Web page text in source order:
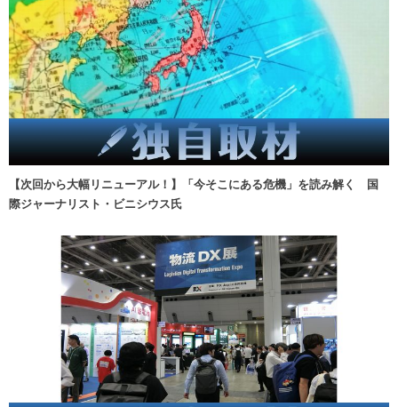
【次回から大幅リニューアル！】「今そこにある危機」を読み解く 国
際ジャーナリスト・ビニシウス氏